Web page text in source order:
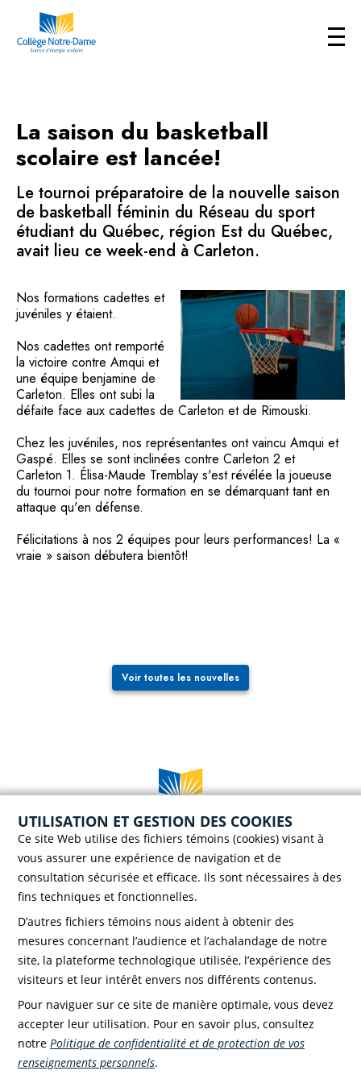
La saison du basketball
scolaire est lancée!
Le tournoi préparatoire de la nouvelle saison
de basketball féminin du Réseau du sport
étudiant du Québec, région Est du Québec,
avait lieu ce week-end à Carleton.
Nos formations cadettes et
juvéniles y étaient.
Nos cadettes ont remporté
la victoire contre Amqui et
une équipe benjamine de
Carleton. Elles ont subi la
défaite face aux cadettes de Carleton et de Rimouski.
Chez les juvéniles, nos représentantes ont vaincu Amqui et
Gaspé. Elles se sont inclinées contre Carleton 2 et
Carleton 1. Élisa-Maude Tremblay s'est révélée la joueuse
du tournoi pour notre formation en se démarquant tant en
attaque qu'en défense.
Félicitations à nos 2 équipes pour leurs performances! La «
vraie » saison débutera bientôt!
Voir toutes les nouvelles
Case postale 786, 56 rue Saint-Henri
Rivière-du-Loup (Québec) G5R 3Z5
Téléphone :
418 862-8257
Télécopieur :418 862-8495
Faire un don!
UTILISATION ET GESTION DES COOKIES
Ce site Web utilise des fichiers témoins (cookies) visant à
vous assurer une expérience de navigation et de
consultation sécurisée et efficace. Ils sont nécessaires à des
fins techniques et fonctionnelles.
D’autres fichiers témoins nous aident à obtenir des
mesures concernant l’audience et l’achalandage de notre
site, la plateforme technologique utilisée, l’expérience des
visiteurs et leur intérêt envers nos différents contenus.
Pour naviguer sur ce site de manière optimale, vous devez
accepter leur utilisation. Pour en savoir plus, consultez
notre Politique de confidentialité et de protection de vos
renseignements personnels.